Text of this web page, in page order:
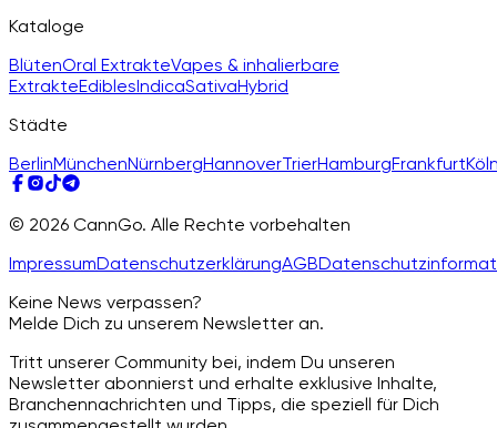
Kataloge
BlütenOral ExtrakteVapes & inhalierbare
ExtrakteEdiblesIndicaSativaHybrid
Städte
BerlinMünchenNürnbergHannoverTrierHamburgFrankfurt
© 2026 CannGo. Alle Rechte vorbehalten
ImpressumDatenschutzerklärungAGB
Keine News verpassen?
Melde Dich zu unserem Newsletter an.
Tritt unserer Community bei, indem Du unseren
Newsletter abonnierst und erhalte exklusive Inhalte,
Branchennachrichten und Tipps, die speziell für Dich